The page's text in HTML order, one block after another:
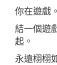
你在遊戲。
結一個遊
起。
永遠栩栩